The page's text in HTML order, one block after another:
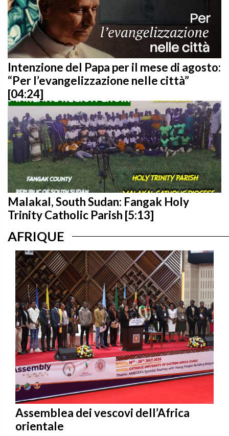
Intenzione del Papa per il mese di agosto:
“Per l’evangelizzazione nelle città”
[04:24]
Malakal, South Sudan: Fangak Holy
Trinity Catholic Parish [5:13]
AFRIQUE
Assemblea dei vescovi dell’Africa
orientale